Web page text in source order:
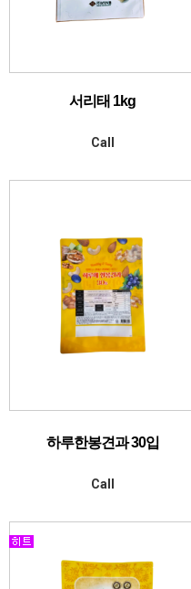
서리태 1kg
Call
하루한봉견과 30입
Call